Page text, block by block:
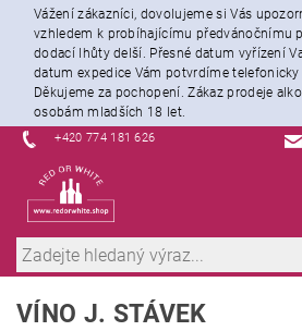
Vážení zákazníci, dovolujeme si Vás
vzhledem k probíhajícímu předvánočnímu
dodací lhůty delší. Přesné datum vyřízení
datum expedice Vám potvrdíme telefonicky
Děkujeme za pochopení. Zákaz prodeje
osobám mladších 18 let.
+420 774 181 626
VÍNO J. STÁVEK